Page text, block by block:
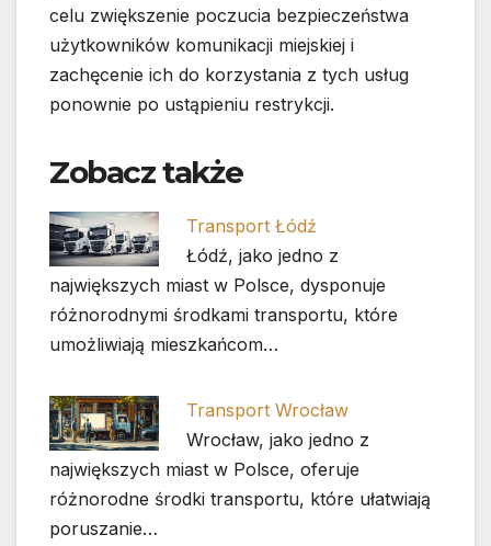
celu zwiększenie poczucia bezpieczeństwa
użytkowników komunikacji miejskiej i
zachęcenie ich do korzystania z tych usług
ponownie po ustąpieniu restrykcji.
Zobacz także
Transport Łódź
Łódź, jako jedno z
największych miast w Polsce, dysponuje
różnorodnymi środkami transportu, które
umożliwiają mieszkańcom…
Transport Wrocław
Wrocław, jako jedno z
największych miast w Polsce, oferuje
różnorodne środki transportu, które ułatwiają
poruszanie…